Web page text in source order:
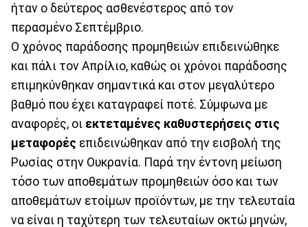
ήταν ο δεύτερος ασθενέστερος από τον
περασμένο Σεπτέμβριο.
Ο χρόνος παράδοσης προμηθειών επιδεινώθηκε
και πάλι τον Απρίλιο, καθώς οι χρόνοι παράδοσης
επιμηκύνθηκαν σημαντικά και στον μεγαλύτερο
βαθμό που έχει καταγραφεί ποτέ. Σύμφωνα με
αναφορές, οι εκτεταμένες καθυστερήσεις στις
μεταφορές επιδεινώθηκαν από την εισβολή της
Ρωσίας στην Ουκρανία. Παρά την έντονη μείωση
τόσο των αποθεμάτων προμηθειών όσο και των
αποθεμάτων ετοίμων προϊόντων, με την τελευταία
να είναι η ταχύτερη των τελευταίων οκτώ μηνών,